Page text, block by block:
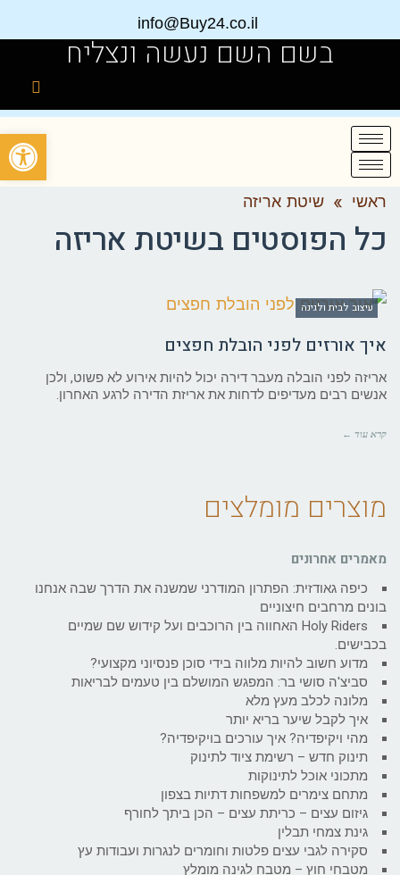
info@Buy24.co.il
בשם השם נעשה ונצליח
ראשי » שיטת אריזה
כל הפוסטים בשיטת אריזה
עיצוב לבית ולגינה
איך אורזים לפני הובלת חפצים
אריזה לפני הובלה מעבר דירה יכול להיות אירוע לא פשוט, ולכן
אנשים רבים מעדיפים לדחות את אריזת הדירה לרגע האחרון.
קרא עוד ←
מוצרים מומלצים
מאמרים אחרונים
כיפה גאודזית: הפתרון המודרני שמשנה את הדרך שבה אנחנו
בונים מרחבים חיצוניים
Holy Riders האחווה בין הרוכבים ועל קידוש שם שמיים
בכבישים.
מדוע חשוב להיות מלווה בידי סוכן פנסיוני מקצועי?
סביצ'ה סושי בר: המפגש המושלם בין טעמים לבריאות
מלונה לכלב מעץ מלא
איך לקבל שיער בריא יותר
מהי ויקיפדיה? איך עורכים בויקיפדיה?
תינוק חדש – רשימת ציוד לתינוק
מתכוני אוכל לתינוקות
מתחם צימרים למשפחות דתיות בצפון
גיזום עצים – כריתת עצים – הכן ביתך לחורף
גינת צמחי תבלין
סקירה לגבי עצים פלטות וחומרים לנגרות ועבודות עץ
מטבחי חוץ – מטבח לגינה מומלץ